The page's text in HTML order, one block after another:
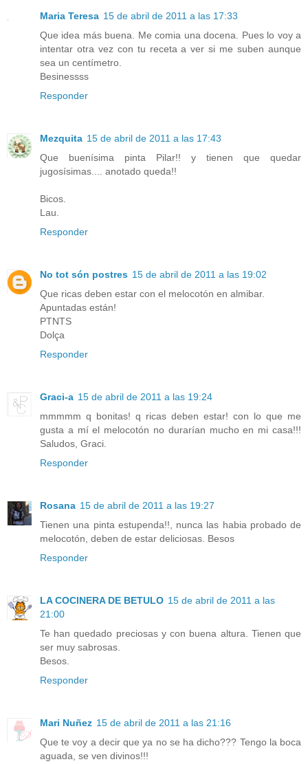
Maria Teresa 15 de abril de 2011 a las 17:33
Que idea más buena. Me comia una docena. Pues lo voy a
intentar otra vez con tu receta a ver si me suben aunque
sea un centímetro.
Besinessss
Responder
Mezquita 15 de abril de 2011 a las 17:43
Que buenísima pinta Pilar!! y tienen que quedar
jugosísimas.... anotado queda!!
Bicos.
Lau.
Responder
No tot són postres 15 de abril de 2011 a las 19:02
Que ricas deben estar con el melocotón en almibar.
Apuntadas están!
PTNTS
Dolça
Responder
Graci-a 15 de abril de 2011 a las 19:24
mmmmm q bonitas! q ricas deben estar! con lo que me
gusta a mí el melocotón no durarían mucho en mi casa!!!
Saludos, Graci.
Responder
Rosana 15 de abril de 2011 a las 19:27
Tienen una pinta estupenda!!, nunca las habia probado de
melocotón, deben de estar deliciosas. Besos
Responder
LA COCINERA DE BETULO 15 de abril de 2011 a las
21:00
Te han quedado preciosas y con buena altura. Tienen que
ser muy sabrosas.
Besos.
Responder
Mari Nuñez 15 de abril de 2011 a las 21:16
Que te voy a decir que ya no se ha dicho??? Tengo la boca
aguada, se ven divinos!!!